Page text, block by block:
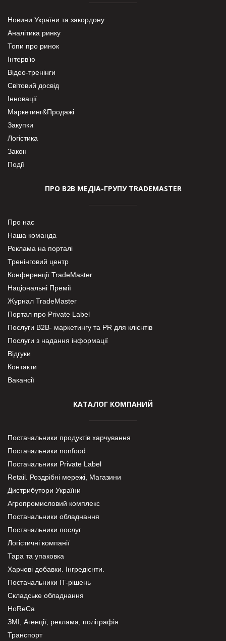
Новини України та закордону
Аналітика ринку
Топи про ринок
Інтерв’ю
Відео-тренінги
Світовий досвід
Інновації
Маркетинг&Продажі
Закупки
Логістика
Закон
Події
ПРО В2В МЕДІА-ГРУПУ TRADEMASTER
Про нас
Наша команда
Реклама на порталі
Тренінговий центр
Конференції TradeMaster
Національні Премії
Журнал TradeMaster
Портал про Private Label
Послуги В2В- маркетингу та PR для клієнтів
Послуги з надання інформації
Відгуки
Контакти
Вакансії
КАТАЛОГ КОМПАНИЙ
Постачальники продуктів харчування
Постачальники nonfood
Постачальники Private Label
Retail. Роздрібні мережі, Магазини
Дистрибутори України
Агропромисловий комплекс
Постачальники обладнання
Постачальники послуг
Логістичні компанії
Тара та упаковка
Харчові добавки. Інгредієнти.
Постачальники IT-рішень
Складське обладнання
HoReCa
ЗМІ, Агенції, реклама, поліграфія
Транспорт